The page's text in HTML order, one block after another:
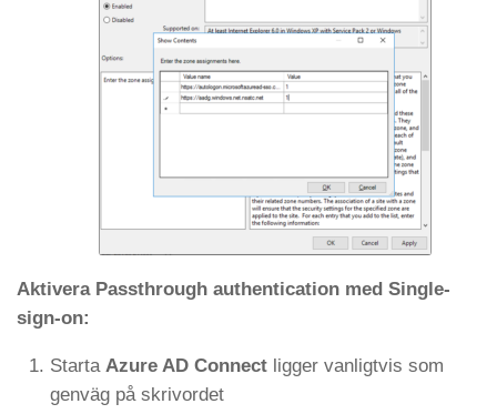
Aktivera Passthrough authentication med Single-
sign-on:
Starta Azure AD Connect ligger vanligtvis som
genväg på skrivordet